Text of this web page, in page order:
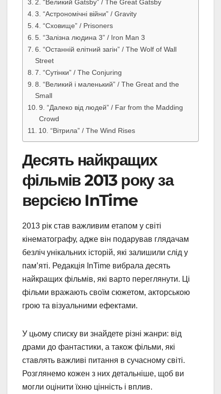
2. “Великий Gatsby” / The Great Gatsby
3. “Астрономічні війни” / Gravity
4. “Сховище” / Prisoners
5. “Залізна людина 3” / Iron Man 3
6. “Останній елітний загін” / The Wolf of Wall
Street
7. “Сутінки” / The Conjuring
8. “Великий і маленький” / The Great and the
Small
9. “Далеко від людей” / Far from the Madding
Crowd
10. “Вітрила” / The Wind Rises
Десять найкращих
фільмів 2013 року за
версією InTime
2013 рік став важливим етапом у світі
кінематографу, адже він подарував глядачам
безліч унікальних історій, які залишили слід у
пам’яті. Редакція InTime вибрала десять
найкращих фільмів, які варто переглянути. Ці
фільми вражають своїм сюжетом, акторською
грою та візуальними ефектами.
У цьому списку ви знайдете різні жанри: від
драми до фантастики, а також фільми, які
ставлять важливі питання в сучасному світі.
Розглянемо кожен з них детальніше, щоб ви
могли оцінити їхню цінність і вплив.